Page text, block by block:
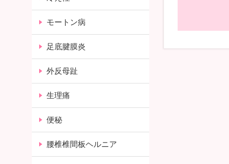
モートン病
足底腱膜炎
外反母趾
生理痛
便秘
腰椎椎間板ヘルニア